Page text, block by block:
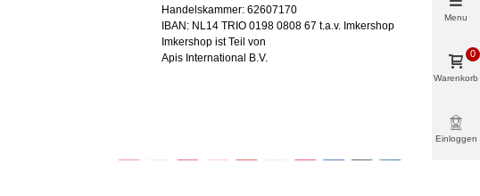
Handelskammer: 62607170
IBAN: NL14 TRIO 0198 0808 67 t.a.v. Imkershop
Imkershop ist Teil von
Apis International B.V.
Menu
Warenkorb
0
Einloggen